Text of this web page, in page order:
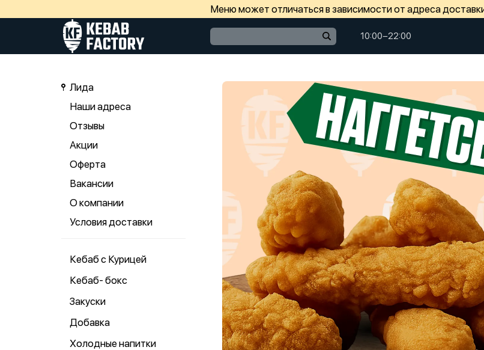
Меню может отличаться в зависимости от адреса
10:00−22:00
Лида
Наши адреса
Отзывы
Акции
Оферта
Вакансии
О компании
Условия доставки
Кебаб с Курицей
Кебаб- бокс
Закуски
Добавка
Холодные напитки